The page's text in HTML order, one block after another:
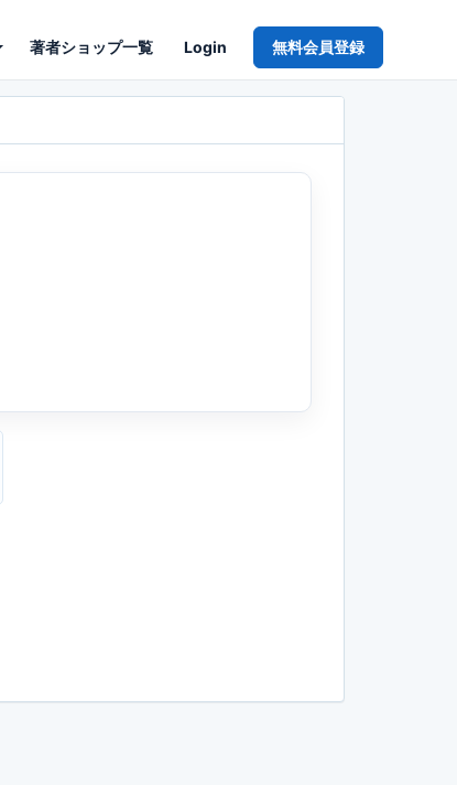
著者ショップ一覧 Login 無料会員登録